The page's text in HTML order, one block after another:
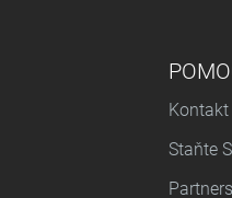
Kontakt
Staňte